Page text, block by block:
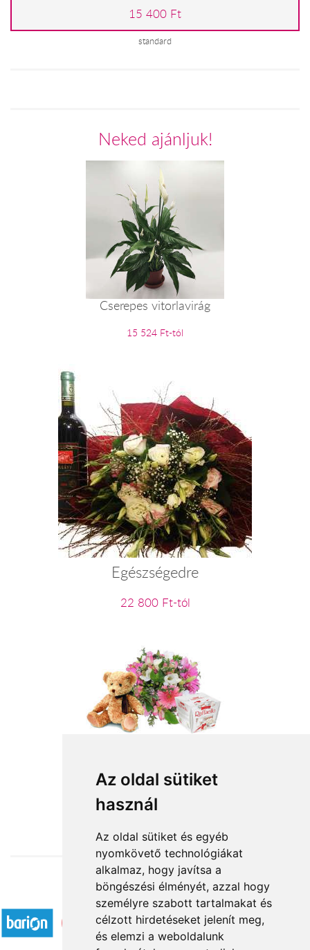
Az oldal sütiket
használ
Az oldal sütiket és egyéb
nyomkövető technológiákat
alkalmaz, hogy javítsa a
böngészési élményét, azzal hogy
személyre szabott tartalmakat és
célzott hirdetéseket jelenít meg,
és elemzi a weboldalunk
15 400 Ft
standard
Neked ajánljuk!
Cserepes vitorlavirág
15 524 Ft-tól
Egészségedre
22 800 Ft-tól
Szeretettel
31 000 Ft-tól
Elfogadott fizetési módok